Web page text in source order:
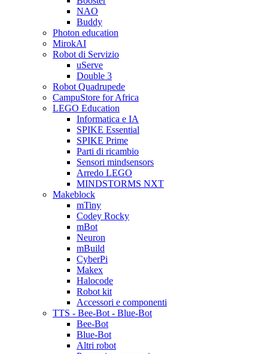
NAO
Buddy
Photon education
MirokAI
Robot di Servizio
uServe
Double 3
Robot Quadrupede
CampuStore for Africa
LEGO Education
Informatica e IA
SPIKE Essential
SPIKE Prime
Parti di ricambio
Sensori mindsensors
Arredo LEGO
MINDSTORMS NXT
Makeblock
mTiny
Codey Rocky
mBot
Neuron
mBuild
CyberPi
Makex
Halocode
Robot kit
Accessori e componenti
TTS - Bee-Bot - Blue-Bot
Bee-Bot
Blue-Bot
Altri robot